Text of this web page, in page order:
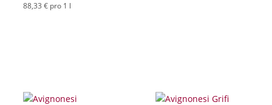
88,33 € pro 1 l